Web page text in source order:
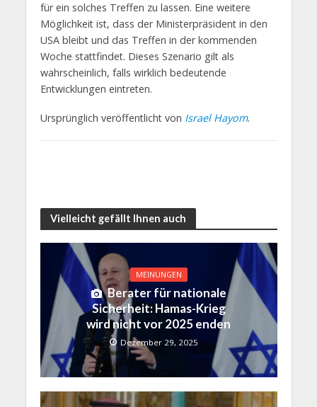
für ein solches Treffen zu lassen. Eine weitere
Möglichkeit ist, dass der Ministerpräsident in den
USA bleibt und das Treffen in der kommenden
Woche stattfindet. Dieses Szenario gilt als
wahrscheinlich, falls wirklich bedeutende
Entwicklungen eintreten.
Ursprünglich veröffentlicht von Israel Hayom.
Vielleicht gefällt Ihnen auch
MEINUNGEN
Berater für nationale
Sicherheit: Hamas-Krieg
wird nicht vor 2025 enden
Dezember 29, 2025